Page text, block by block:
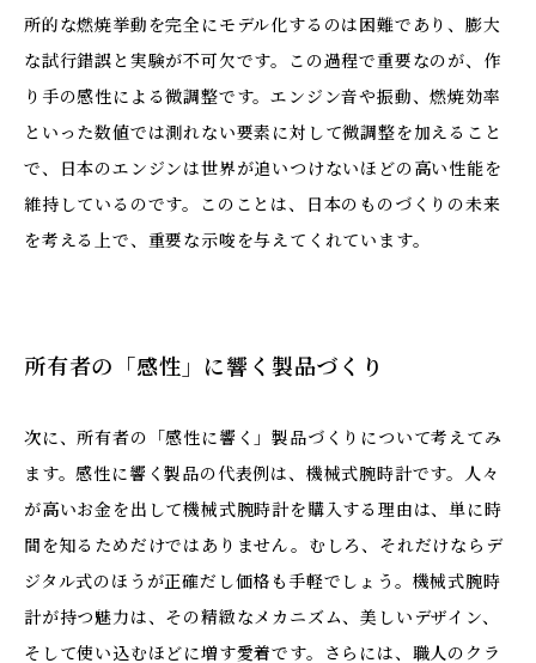
所的な燃焼挙動を完全にモデル化するのは困難であり、膨大
な試行錯誤と実験が不可欠です。この過程で重要なのが、作
り手の感性による微調整です。エンジン音や振動、燃焼効率
といった数値では測れない要素に対して微調整を加えること
で、日本のエンジンは世界が追いつけないほどの高い性能を
維持しているのです。このことは、日本のものづくりの未来
を考える上で、重要な示唆を与えてくれています。
所有者の「感性」に響く製品づくり
次に、所有者の「感性に響く」製品づくりについて考えてみ
ます。感性に響く製品の代表例は、機械式腕時計です。人々
が高いお金を出して機械式腕時計を購入する理由は、単に時
間を知るためだけではありません。むしろ、それだけならデ
ジタル式のほうが正確だし価格も手軽でしょう。機械式腕時
計が持つ魅力は、その精緻なメカニズム、美しいデザイン、
そして使い込むほどに増す愛着です。さらには、職人のクラ